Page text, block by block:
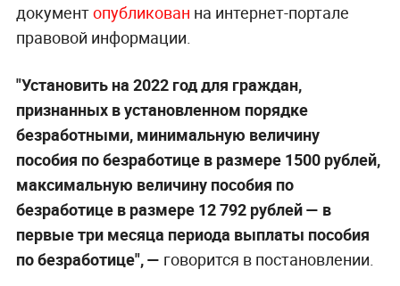
документопубликован на интернет-портале
правовой информации.
"Установить на 2022 год для граждан,
признанных в установленном порядке
безработными, минимальную величину
пособия по безработице в размере 1500 рублей,
максимальную величину пособия по
безработице в размере 12 792 рублей — в
первые три месяца периода выплаты пособия
по безработице", — говорится в постановлении.